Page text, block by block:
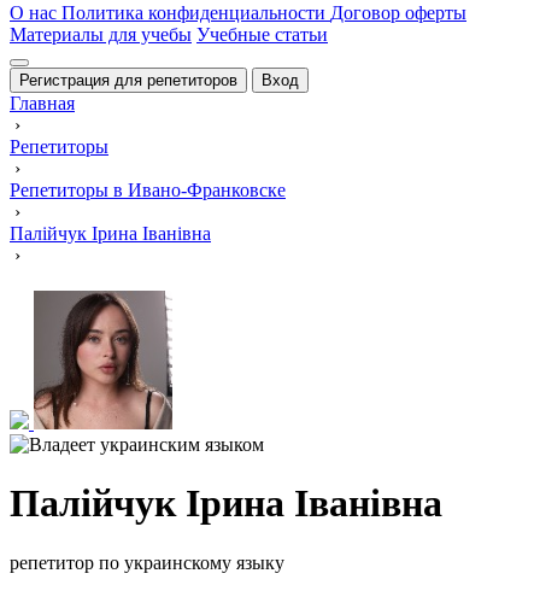
О нас Политика конфиденциальности Договор оферты
Материалы для учебы Учебные статьи
Регистрация для репетиторов Вход
Главная
›
Репетиторы
›
Репетиторы в Ивано-Франковске
›
Палійчук Ірина Іванівна
›
Палійчук Ірина Іванівна
репетитор по украинскому языку